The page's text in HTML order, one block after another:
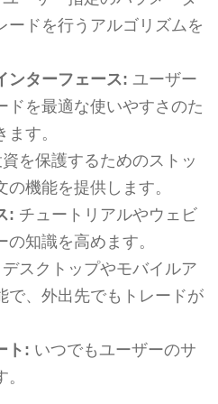
ードを行うアルゴリズムを
ンターフェース: ユーザー
ドを最適な使いやすさのた
す。
を保護するためのストッ
機能を提供します。
: チュートリアルやウェビ
知識を高めます。
デスクトップやモバイルア
で、外出先でもトレードが
ト: いつでもユーザーのサ